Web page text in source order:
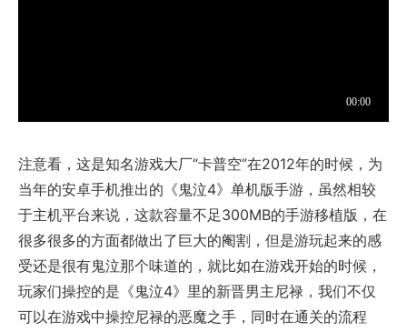
注意看，这是知名游戏大厂“卡普空”在2012年的时候，为
当年的安卓手机推出的《鬼泣4》单机版手游，虽然相较
于主机平台来说，这款容量不足300MB的手游移植版，在
很多很多的方面都做出了巨大的阉割，但是游玩起来的感
受还是很有鬼泣那个味道的，就比如在游戏开始的时候，
玩家们操控的是《鬼泣4》里的新晋男主尼禄，我们不仅
可以在游戏中操控尼禄的恶魔之手，同时在通关的流程